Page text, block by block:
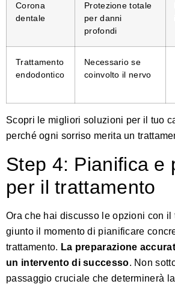
Corona
dentale
Protezione totale
per danni
profondi
Trattamento
endodontico
Necessario se
coinvolto il nervo
Scopri le migliori soluzioni per il tuo
perché ogni sorriso merita un
Step 4: Pianifica e
per il trattamento
Ora che hai discusso le opzioni con il
giunto il momento di pianificare
trattamento. La preparazione
un intervento di successo. Non
passaggio cruciale che determinerà